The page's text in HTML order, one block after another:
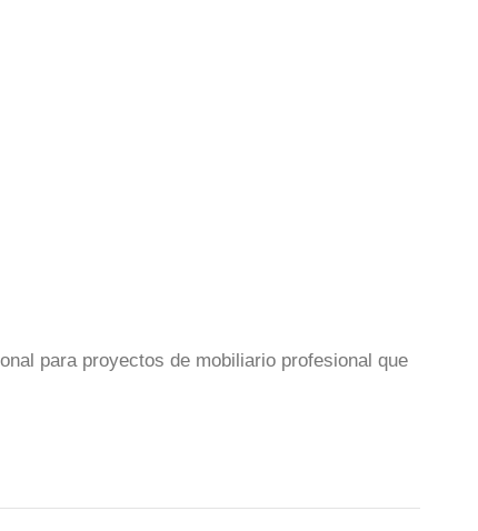
para proyectos de mobiliario profesional que